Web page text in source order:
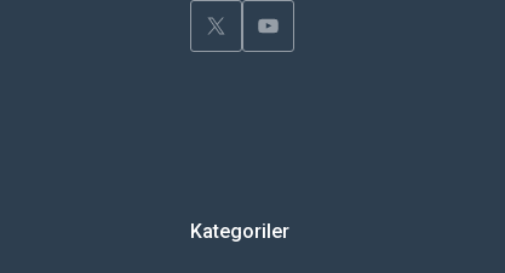
Kategoriler